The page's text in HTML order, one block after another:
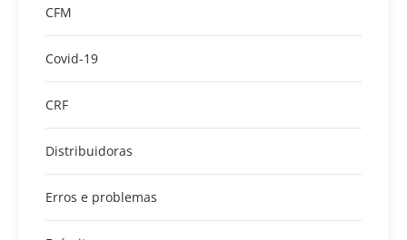
CFM
Covid-19
CRF
Distribuidoras
Erros e problemas